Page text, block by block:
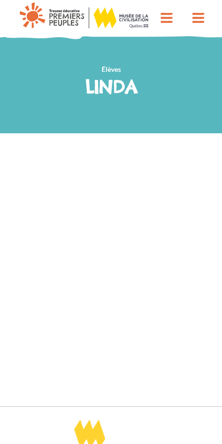
Élèves
LINDA